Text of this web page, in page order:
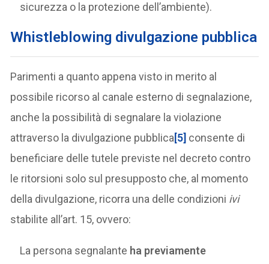
sicurezza o la protezione dell’ambiente).
Whistleblowing divulgazione pubblica
Parimenti a quanto appena visto in merito al
possibile ricorso al canale esterno di segnalazione,
anche la possibilità di segnalare la violazione
attraverso la divulgazione pubblica[5] consente di
beneficiare delle tutele previste nel decreto contro
le ritorsioni solo sul presupposto che, al momento
della divulgazione, ricorra una delle condizioni ivi
stabilite all’art. 15, ovvero:
La persona segnalante ha previamente